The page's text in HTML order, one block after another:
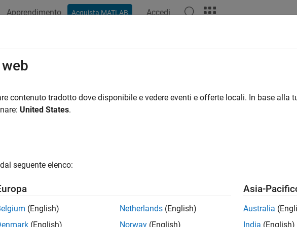
Apprendimento Acquista MATLAB Accedi
del parametro della variante
le variazioni di valore nei parametri del blocco
i parametri della variante, è possibile rappresentare le variazioni di valore di un
raggruppare diversi gruppi di valori in base alla variante da simulare. È
controllo della variante. I parametri delle varianti possono essere incorporati in
di voler simulare un modello che rappresenti un sistema per auto con
siano simili sotto diversi aspetti, possono differire per valori quali il
del motore o il numero di cilindri del motore. Piuttosto che progettare più
possibili, è possibile utilizzare i parametri della variante per modellare i valori
all'altro in base al controllo della variante selezionato. Per ulteriori informazioni,
contenuto tradotto dove disponibile e vedere eventi e offerte locali. In base alla
United States.
seguente elenco:
(English)
(English)
Netherlands (English)
Norway (English)
Asia-
Australia
India (English)